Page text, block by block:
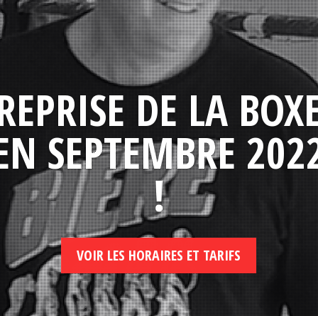
DE LA
SEPTEMBRE
!
VOIR LES HORAIRES ET TARIFS